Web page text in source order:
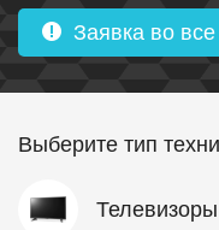
Заявка во
Выберите тип
Телевизоры